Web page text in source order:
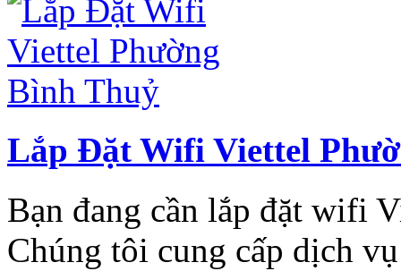
Lắp Đặt Wifi Viettel
Bạn đang cần lắp đặt wifi
Chúng tôi cung cấp dịch